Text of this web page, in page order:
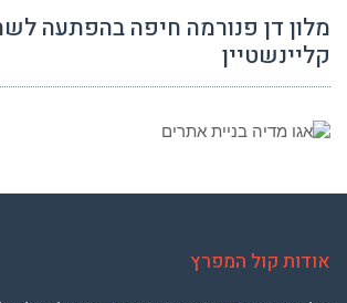
מלון דן פנורמה חיפה בהפתעה
קליינשטיין
אודות קול המפרץ